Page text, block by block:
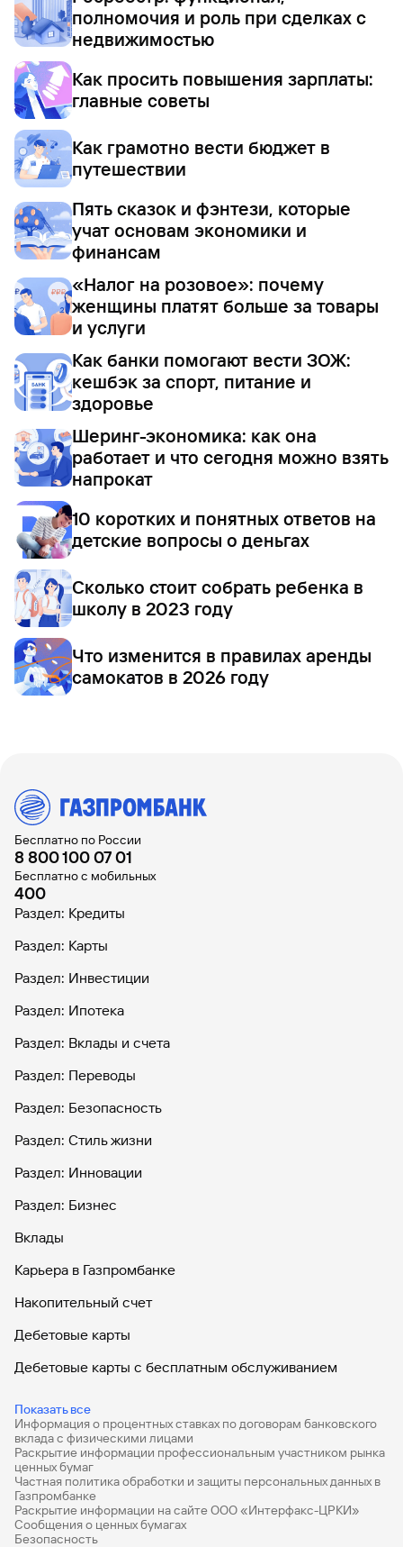
полномочия и роль при сделках с
недвижимостью
Как просить повышения зарплаты:
главные советы
Как грамотно вести бюджет в
путешествии
Пять сказок и фэнтези, которые
учат основам экономики и
финансам
«Налог на розовое»: почему
женщины платят больше за товары
и услуги
Как банки помогают вести ЗОЖ:
кешбэк за спорт, питание и
здоровье
Шеринг-экономика: как она
работает и что сегодня можно взять
напрокат
10 коротких и понятных ответов на
детские вопросы о деньгах
Сколько стоит собрать ребенка в
школу в 2023 году
Что изменится в правилах аренды
самокатов в 2026 году
Бесплатно по России
8 800 100 07 01
Бесплатно с мобильных
400
Раздел: Кредиты
Раздел: Карты
Раздел: Инвестиции
Раздел: Ипотека
Раздел: Вклады и счета
Раздел: Переводы
Раздел: Безопасность
Раздел: Стиль жизни
Раздел: Инновации
Раздел: Бизнес
Вклады
Карьера в Газпромбанке
Накопительный счет
Дебетовые карты
Дебетовые карты с бесплатным обслуживанием
Показать все
Банковские вклады на 3 месяца
Вклады с высоким процентом
Калькулятор вкладов
Виртуальные карты
Информация о процентных ставках по договорам банковского
вклада с физическими лицами
Раскрытие информации профессиональным участником рынка
ценных бумаг
Частная политика обработки и защиты персональных данных в
Газпромбанке
Раскрытие информации на сайте ООО «Интерфакс-ЦРКИ»
Сообщения о ценных бумагах
Безопасность